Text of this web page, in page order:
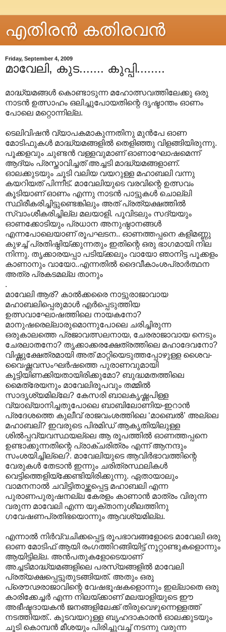
എതിരന്‍ കതിരവന്‍
Friday, September 4, 2009
മാവേലി, കുട....... കുപ്പി........
മാദ്ധ്യമങ്ങൾ കൊണ്ടാടുന്ന മഹോത്സവത്തിലേക്കു ഒരു
നാടൻ ഉത്സാഹം ഒലിച്ചുപോയതിന്റെ ദൃഷ്ടാന്തം ഓണം
പോലെ മറ്റൊന്നില്ല.
ടെലിവിഷൻ വ്യാപകമാകുന്നതിനു മുൻപേ ഓണ
മോടിഫുകൾ മാദ്ധ്യമങ്ങളിൽ തെളിഞ്ഞു വിളങ്ങിയിരുന്നു.
പൂക്കളവും ചുണ്ടൻ വള്ളവുമാണ് ഓണാഘോഷമെന്ന്
ആദ്യം പ്രസ്താവിച്ചത് അച്ചടി മാദ്ധ്യമങ്ങളാണ്.
ഓലക്കുടയും ചൂടി വലിയ വയറുള്ള മഹാബലി വന്നു
കയറിയത് പിന്നീട്. മാവേലിയുടെ വരവിന്റെ ഉത്സവം
കൂടിയാണ് ഓണം എന്നു നാടൻ പാട്ടുകൾ ചൊല്ലി
സ്ഥിരീകരിച്ചിട്ടുണ്ടെങ്കിലും അത് പ്രത്യക്ഷത്തിൽ
സ്വാംശീകരിച്ചില്ല മലയാളി. പൂവിടലും സദ്യയും
ഓണക്കോടിയും പ്രധാന അനുഷ്ഠാനങ്ങൾ
എന്നപോലെയാണ് രൂപഘടന.. ഓണത്തപ്പനെ കളിമണ്ണു
കുഴച്ച് പ്രതിഷ്ഠിയ്ക്കുന്നതും ഇതിന്റെ ഒരു ഭാഗമായി നില
നിന്നു. തൃക്കാരയപ്പാ പടിയ്ക്കലും വായോ ഞാനിട്ട പൂക്കളം
കാണാനും വായോ..എന്നതിൽ ദൈവീകാംശപ്രാർത്ഥന
അത്ര പ്രകടമല്ല താനും
.
മാവേലി ആര്? കാൽക്കരൈ നാട്ടുരാജാവായ
മഹാബലിപ്പെരുമാൾ എർപ്പെടുത്തിയ
ഉത്സവാഘോഷത്തിലെ നായകനോ?
മാനുഷരെല്ലാരുമൊന്നുപോലെ ചരിച്ചിരുന്ന
ഒരുകാലത്തെ പ്രജാവത്സലനായ, ചേരരാജാവായ നെടും
ചേരലാതനോ? തൃക്കാക്കരക്ഷേത്രത്തിലെ മഹാദേവനോ?
വിഷ്ണുക്ഷേത്രമായി അത് മാറ്റിയെടുത്തപ്പോഴുള്ള ശൈവ-
വൈഷ്ണവസംഘർഷത്തെ പുരാണവുമായി
കൂട്ടിയിണക്കിയതായിരിക്കുമോ? ബുദ്ധമതത്തിലെ
മൈത്രേയനും മാവേലിരൂപവും തമ്മിൽ
സാദൃശ്യമില്ലേ? കേസരി ബാലകൃഷ്ണപിള്ള
വ്യാഖ്യാനിച്ചതുപോലെ ബാബിലോണിയ-ഇറാൻ
പ്രദേശത്തെ കുലീവ് രാജവംശത്തിലെ ‘മാബെൽ’ അല്ലെ
മഹാബലി? ഇവരുടെ പിരമിഡ് ആകൃതിയിലുള്ള
ശിൽ‌പ്പവ്യവസ്ഥയല്ലെ ആ രൂപത്തിൽ ഓണത്തപ്പനെ
ഉണ്ടാക്കുന്നതിന്റെ പ്രാക്ചരിത്രം എന്ന് ആനന്ദും
സംശയിച്ചില്ലെ?. മാവേലിയുടെ ആവിർഭാവത്തിന്റെ
വേരുകൾ തേടാൻ ഇന്നും ചരിത്രസ്ഥലികൾ
വെട്ടിത്തെളിയ്ക്കേണ്ടിയിരിക്കുന്നു. ഏതായാലും
വാമനനാൽ ചവിട്ടിതാഴ്ത്തപ്പെട്ട മഹാബലി എന്ന
പുരാണപുരുഷനല്ല കേരളം കാണാൻ മാത്രം വിരുന്ന
വരുന്ന മാവേലി എന്ന യുക്താനുശീലത്തിനു
ഗവേഷണപ്രതിഭയൊന്നും ആവശ്യമില്ല.
എന്നാൽ നിർവ്വചിക്കപ്പെട്ട രൂപഭാവങ്ങളോടെ മാവേലി ഒരു
ഓണ മോടിഫ് ആയി രംഗത്തിറങ്ങിയിട്ട് നൂറ്റാണ്ടുകളൊന്നും
ആയിട്ടില്ല. അൻപതുകളോടെയാണ്
അച്ചടിമാദ്ധ്യമങ്ങളിലെ പരസ്യങ്ങളിൽ മാവേലി
പ്രത്യക്ഷപ്പെട്ടുതുടങ്ങിയത്. അതും ഒരു
പ്രൌഢരാജാവിന്റെ വേഷഭൂഷകളൊന്നും ഇല്ലാതെ ഒരു
കാരിക്കേച്ചർ എന്ന നിലയ്ക്കാണ് മലയാളിയുടെ ഈ
അഭീഷ്ടദായകൻ ജനങ്ങളിലേക്ക് തിരുവെഴുന്നെള്ളത്ത്
നടത്തിയത്.. കുടവയറുള്ള ബൃഹദാകാരൻ ഓലക്കുടയും
ചൂടി കൊമ്പൻ മീശയും പിരിച്ചുവച്ച് നടന്നു വരുന്ന